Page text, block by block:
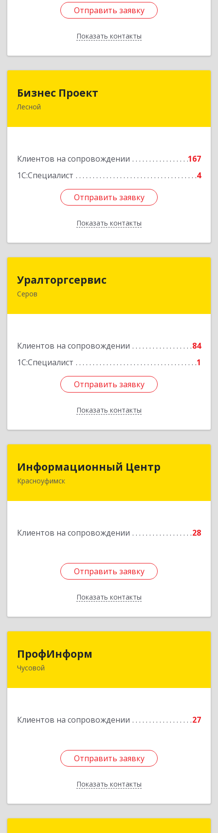
Отправить заявку
Показать контакты
Отправить заявку
Назад
Бизнес Проект
Лесной
Клиентов на сопровождении
167
1С:Специалист
4
Отправить заявку
Показать контакты
624200, Свердловская обл, Лесной г, Сиротина
Отправить заявку
Назад
Уралторгсервис
Серов
Клиентов на сопровождении
84
1С:Специалист
1
Отправить заявку
Показать контакты
624980, Свердловская обл, Серов г, Кирова ул,
Отправить заявку
Назад
Информационный Центр
Красноуфимск
Клиентов на сопровождении 28
Отправить заявку
Показать контакты
Информационный Центр
623300, Свердловская обл, Красноуфимск г,
Отправить заявку
Назад
ПрофИнформ
Чусовой
Клиентов на сопровождении 27
Отправить заявку
Показать контакты
618204, Пермский край, г.о. Чусовской, Чусовой
Отправить заявку
Назад